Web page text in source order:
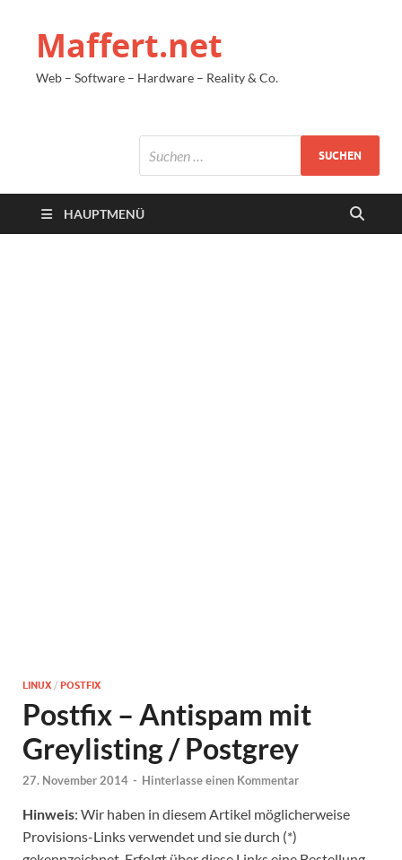
Maffert.net
Web – Software – Hardware – Reality & Co.
HAUPTMENÜ
LINUX / POSTFIX
Postfix – Antispam mit
Greylisting / Postgrey
27. November 2014 - Hinterlasse einen Kommentar
Hinweis: Wir haben in diesem Artikel möglicherweise
Provisions-Links verwendet und sie durch (*)